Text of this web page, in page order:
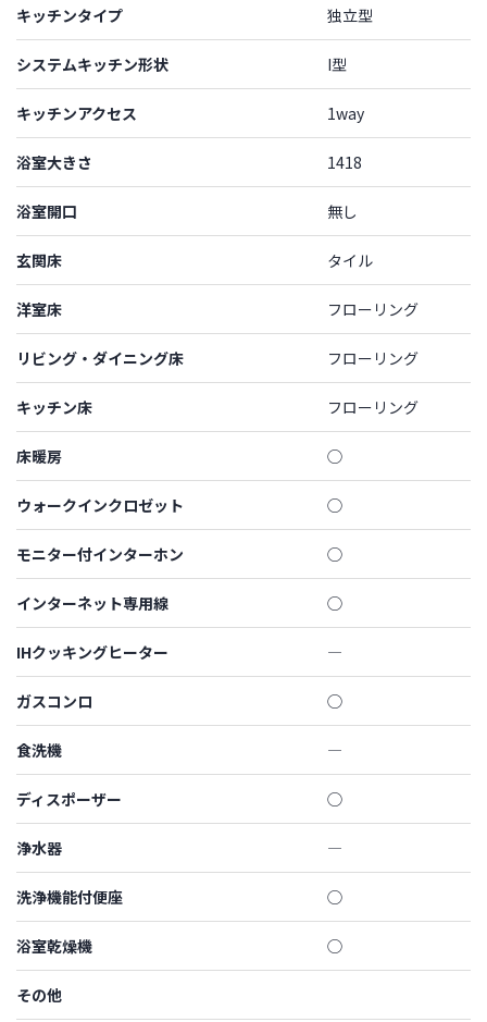
キッチンタイプ 独立型
システムキッチン形状 I型
キッチンアクセス 1way
浴室大きさ 1418
浴室開口 無し
玄関床 タイル
洋室床 フローリング
リビング・ダイニング床 フローリング
キッチン床 フローリング
床暖房 ◯
ウォークインクロゼット ◯
モニター付インターホン ◯
インターネット専用線 ◯
IHクッキングヒーター ―
ガスコンロ ◯
食洗機 ―
ディスポーザー ◯
浄水器 ―
洗浄機能付便座 ◯
浴室乾燥機 ◯
その他